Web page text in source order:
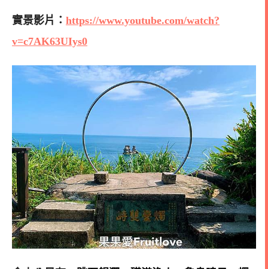
實景影片： https://www.youtube.com/watch?
v=c7AK63UIys0